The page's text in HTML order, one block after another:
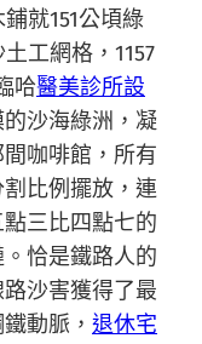
就151公頃綠
工網格，1157
哈醫美診所設
沙海綠洲，凝
間咖啡館，所有
比例擺放，連
三比四點七的
恰是鐵路人的
沙害獲得了最
動脈， 退休宅